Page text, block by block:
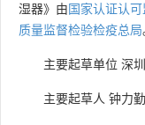
湿器》由国家认证认
质量监督检验检疫总局
主要起草单位 深
主要起草人 钟力勤